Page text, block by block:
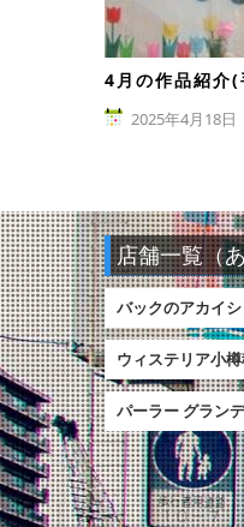
4月の作品紹介(
2025年4月18日
店舗一覧（
バックのアカイシ
ウィステリア小
パーラー グラン